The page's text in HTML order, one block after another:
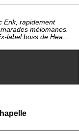
Erik, rapidement
mélomanes.
label boss de Hea...